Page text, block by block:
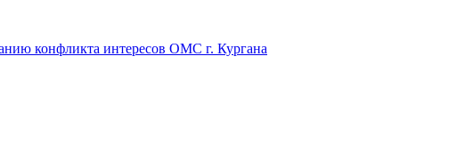
конфликта интересов ОМС г. Кургана